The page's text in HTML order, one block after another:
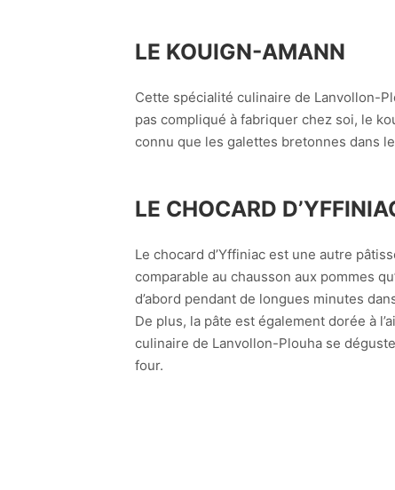
LE KOUIGN-AMANN
Cette spécialité culinaire de Lanvollon-
pas compliqué à fabriquer chez soi, le
connu que les galettes bretonnes dans
LE CHOCARD
Le chocard d’Yffiniac est une autre
comparable au chausson aux pommes
d’abord pendant de longues minutes
De plus, la pâte est également dorée à
culinaire de Lanvollon-Plouha se
four.